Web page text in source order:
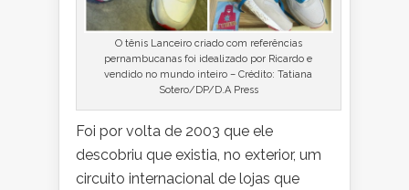
O tênis Lanceiro criado com referências
pernambucanas foi idealizado por Ricardo e
vendido no mundo inteiro – Crédito: Tatiana
Sotero/DP/D.A Press
Foi por volta de 2003 que ele
descobriu que existia, no exterior, um
circuito internacional de lojas que